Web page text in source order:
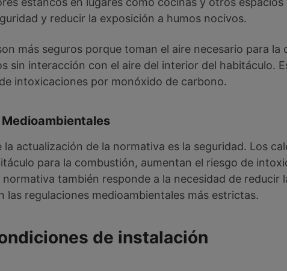
y reducir la exposición a humos nocivos.
más seguros porque toman el aire necesario para
sin interacción con el aire del interior del habitáculo.
intoxicaciones por monóxido de carbono.
actualización de la normativa es la seguridad. Los
para la combustión, aumentan el riesgo de
también responde a la necesidad de reducir
regulaciones medioambientales más estrictas.
de instalación